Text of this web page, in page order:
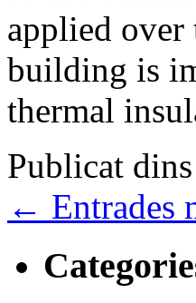
applied over
building is
thermal
Publicat
← Entrades